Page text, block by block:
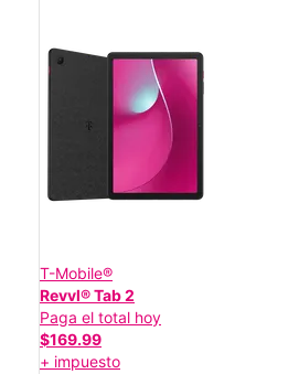
T-Mobile®
Revvl® Tab 2
Paga el total hoy
$169.99
+ impuesto